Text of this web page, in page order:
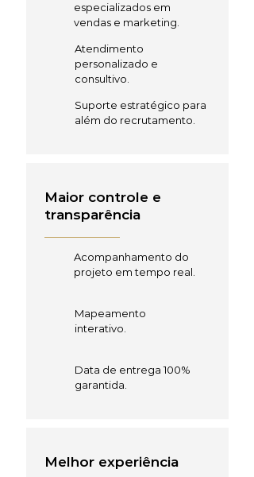
especializados em
vendas e marketing.
Atendimento
personalizado e
consultivo.
Suporte estratégico para
além do recrutamento.
Maior controle e
transparência
Acompanhamento do
projeto em tempo real.
Mapeamento
interativo.
Data de entrega 100%
garantida.
Melhor experiência